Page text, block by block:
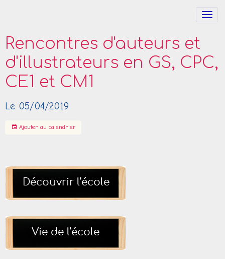
Rencontres d'auteurs et
d'illustrateurs en GS, CPC,
CE1 et CM1
Le 05/04/2019
Ajouter au calendrier